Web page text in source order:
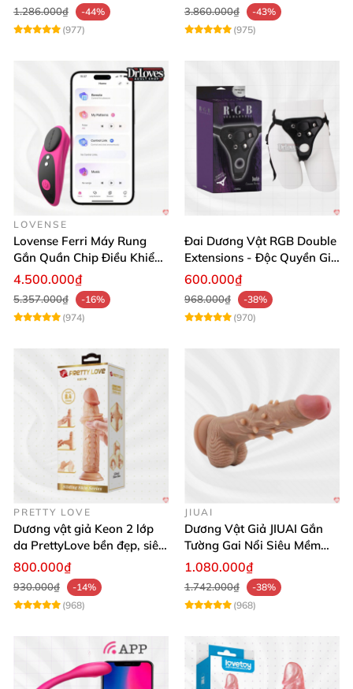
1.286.000₫
-44%
(977)
3.860.000₫
-43%
(975)
LOVENSE
Lovense Ferri Máy Rung
Gắn Quần Chip Điều Khiển
App Tăng Hưng Phấn
4.500.000₫
5.357.000₫
-16%
(974)
Đai Dương Vật RGB Double
Extensions - Độc Quyền Giá
Sốc
600.000₫
968.000₫
-38%
(970)
PRETTY LOVE
Dương vật giả Keon 2 lớp
da PrettyLove bền đẹp, siêu
mềm mại
800.000₫
930.000₫
-14%
(968)
JIUAI
Dương Vật Giả JIUAI Gắn
Tường Gai Nổi Siêu Mềm
Thoải Mái Mua Ngay
1.080.000₫
1.742.000₫
-38%
(968)